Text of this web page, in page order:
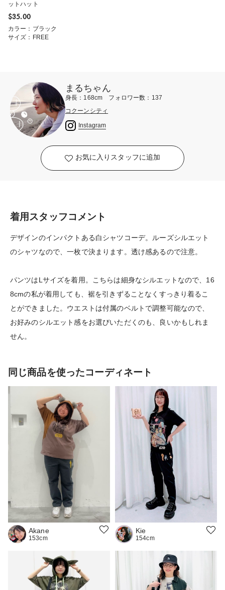
ットハット
$‌35.00
カラー：ブラック
サイズ：FREE
まるちゃん
身長：168cm フォロワー数：137
コクーンシティ
Instagram
お気に入りスタッフに追加
着用スタッフコメント
デザインのインパクトある白シャツコーデ。ルーズシルエット
のシャツなので、一枚で決まります。透け感あるので注意。
パンツはLサイズを着用。こちらは細身なシルエットなので、16
8cmの私が着用しても、裾を引きずることなくすっきり着るこ
とができました。ウエストは付属のベルトで調整可能なので、
お好みのシルエット感をお選びいただくのも、良いかもしれま
せん。
同じ商品を使ったコーディネート
Akane
153cm
Kie
154cm